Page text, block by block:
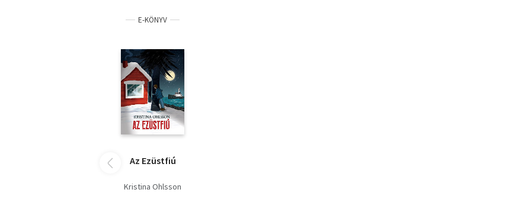
E-KÖNYV
Az Ezüstfiú
Kristina Ohlsson